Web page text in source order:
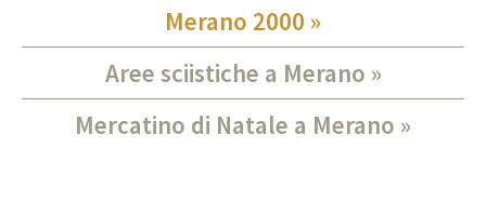
Merano 2000
Aree sciistiche a Merano
Mercatino di Natale a Merano